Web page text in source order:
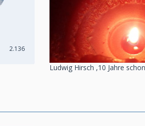
2.136
Ludwig Hirsch ,10 Jahre schon